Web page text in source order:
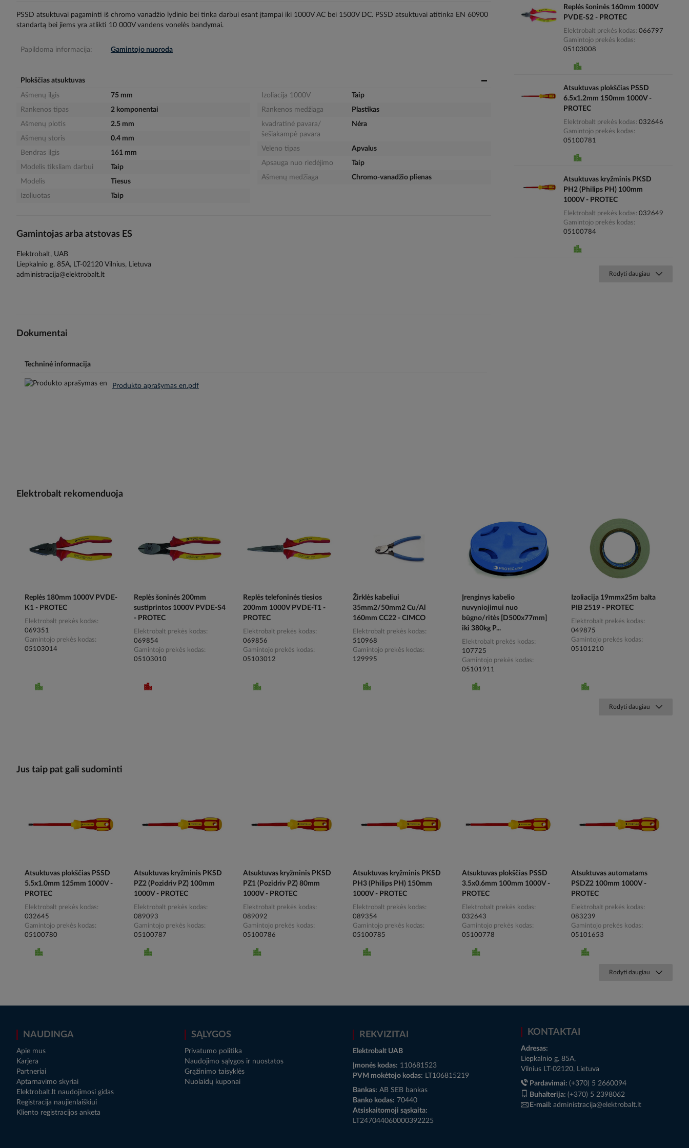
PSSD atsuktuvai pagaminti iš chromo vanadžio lydinio bei tinka darbui esant įtampai iki 1000V AC bei 1500V DC. PSSD atsuktuvai atitinka EN 60900
standartą bei jiems yra atlikti 10 000V vandens vonelės bandymai.
Papildoma informacija: Gamintojo nuoroda
Plokščias atsuktuvas
Ašmenų ilgis
75 mm
Rankenos tipas
2 komponentai
Ašmenų plotis
2.5 mm
Ašmenų storis
0.4 mm
Bendras ilgis
161 mm
Modelis tiksliam darbui
Taip
Modelis
Tiesus
Izoliuotas
Taip
Izoliacija 1000V
Taip
Rankenos medžiaga
Plastikas
kvadratinė pavara/
šešiakampė pavara
Nėra
Veleno tipas
Apvalus
Apsauga nuo riedėjimo
Taip
Ašmenų medžiaga
Chromo-vanadžio plienas
Gamintojas arba atstovas ES
Elektrobalt, UAB
Liepkalnio g. 85A, LT-02120 Vilnius, Lietuva
administracija@elektrobalt.lt
Dokumentai
Techninė informacija
Produkto aprašymas en.pdf
Replės šoninės 160mm 1000V
PVDE-S2 - PROTEC
Elektrobalt prekės kodas 066797
Gamintojo prekės kodas
05103008
Atsuktuvas plokščias PSSD
6.5x1.2mm 150mm 1000V -
PROTEC
Elektrobalt prekės kodas 032646
Gamintojo prekės kodas
05100781
Atsuktuvas kryžminis PKSD
PH2 (Philips PH) 100mm
1000V - PROTEC
Elektrobalt prekės kodas 032649
Gamintojo prekės kodas
05100784
Rodyti daugiau
Elektrobalt rekomenduoja
Replės 180mm 1000V PVDE-
K1 - PROTEC
Elektrobalt prekės kodas
069351
Gamintojo prekės kodas
05103014
Replės šoninės 200mm
sustiprintos 1000V PVDE-S4
- PROTEC
Elektrobalt prekės kodas
069854
Gamintojo prekės kodas
05103010
Replės telefoninės tiesios
200mm 1000V PVDE-T1 -
PROTEC
Elektrobalt prekės kodas
069856
Gamintojo prekės kodas
05103012
Žirklės kabeliui
35mm2/50mm2 Cu/Al
160mm CC22 - CIMCO
Elektrobalt prekės kodas
510968
Gamintojo prekės kodas
129995
Įrenginys kabelio
nuvyniojimui nuo
būgno/ritės [D500x77mm]
iki 380kg P...
Elektrobalt prekės kodas
107725
Gamintojo prekės kodas
05101911
Izoliacija 19mmx25m balta
PIB 2519 - PROTEC
Elektrobalt prekės kodas
049875
Gamintojo prekės kodas
05101210
Rodyti daugiau
Jus taip pat gali sudominti
Atsuktuvas plokščias PSSD
5.5x1.0mm 125mm 1000V -
PROTEC
Elektrobalt prekės kodas
032645
Gamintojo prekės kodas
05100780
Atsuktuvas kryžminis PKSD
PZ2 (Pozidriv PZ) 100mm
1000V - PROTEC
Elektrobalt prekės kodas
089093
Gamintojo prekės kodas
05100787
Atsuktuvas kryžminis PKSD
PZ1 (Pozidriv PZ) 80mm
1000V - PROTEC
Elektrobalt prekės kodas
089092
Gamintojo prekės kodas
05100786
Atsuktuvas kryžminis PKSD
PH3 (Philips PH) 150mm
1000V - PROTEC
Elektrobalt prekės kodas
089354
Gamintojo prekės kodas
05100785
Atsuktuvas plokščias PSSD
3.5x0.6mm 100mm 1000V -
PROTEC
Elektrobalt prekės kodas
032643
Gamintojo prekės kodas
05100778
Atsuktuvas automatams
PSDZ2 100mm 1000V -
PROTEC
Elektrobalt prekės kodas
083239
Gamintojo prekės kodas
05101653
Rodyti daugiau
NAUDINGA
Apie mus
Karjera
Partneriai
Aptarnavimo skyriai
Elektrobalt.lt naudojimosi gidas
Registracija naujienlaiškiui
Kliento registracijos anketa
SĄLYGOS
Privatumo politika
Naudojimo sąlygos ir nuostatos
Grąžinimo taisyklės
Nuolaidų kuponai
REKVIZITAI
Elektrobalt UAB
Įmonės kodas: 110681523
PVM mokėtojo kodas: LT106815219
Bankas: AB SEB bankas
Banko kodas: 70440
Atsiskaitomoji sąskaita:
LT247044060000392225
KONTAKTAI
Adresas:
Liepkalnio g. 85A,
Vilnius LT-02120, Lietuva
Pardavimai: (+370) 5 2660094
Buhalterija: (+370) 5 2398062
E-mail: administracija@elektrobalt.lt